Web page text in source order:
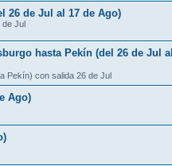
26 de Jul al 17 de Ago)
de Jul
hasta Pekín (del 26 de Jul al
Pekín) con salida 26 de Jul
Ago)